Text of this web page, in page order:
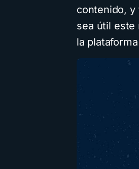
contenido, y
sea útil este
la